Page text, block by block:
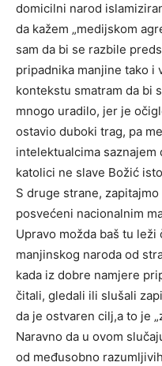
domicilni narod
da kažem „medijskom
sam da bi se razbile
pripadnika manjine tako i
kontekstu smatram da bi
mnogo uradilo, jer je
ostavio duboki trag, pa
intelektualcima saznajem
katolici ne slave Božić
S druge strane,
posvećeni nacionalnim
Upravo možda baš tu
manjinskog naroda od
kada iz dobre namjere
čitali, gledali ili slušali
da je ostvaren cilj,a to je
Naravno da u ovom
od međusobno